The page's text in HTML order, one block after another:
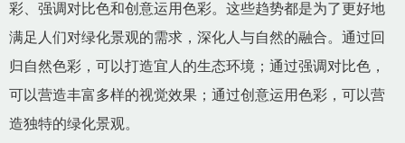
彩、强调对比色和创意运用色彩。这些趋势都是为了更好地
满足人们对绿化景观的需求，深化人与自然的融合。通过回
归自然色彩，可以打造宜人的生态环境；通过强调对比色，
可以营造丰富多样的视觉效果；通过创意运用色彩，可以营
造独特的绿化景观。